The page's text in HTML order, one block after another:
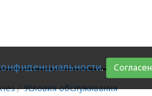
/Условия обслуживания
. Согласен